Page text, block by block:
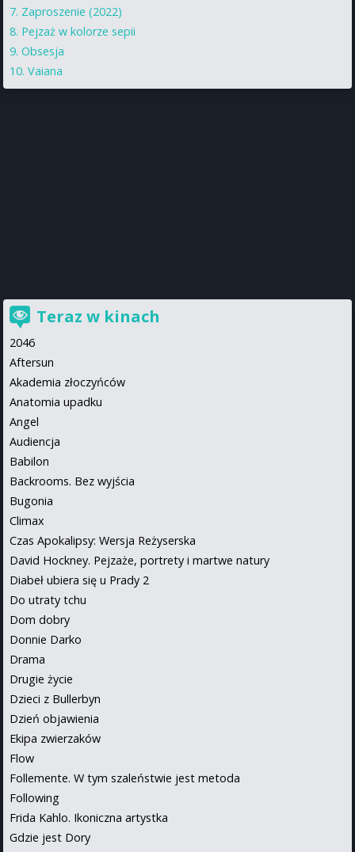
Zaproszenie (2022)
Pejzaż w kolorze sepii
Obsesja
Vaiana
Teraz w kinach
2046
Aftersun
Akademia złoczyńców
Anatomia upadku
Angel
Audiencja
Babilon
Backrooms. Bez wyjścia
Bugonia
Climax
Czas Apokalipsy: Wersja Reżyserska
David Hockney. Pejzaże, portrety i martwe natury
Diabeł ubiera się u Prady 2
Do utraty tchu
Dom dobry
Donnie Darko
Drama
Drugie życie
Dzieci z Bullerbyn
Dzień objawienia
Ekipa zwierzaków
Flow
Follemente. W tym szaleństwie jest metoda
Following
Frida Kahlo. Ikoniczna artystka
Gdzie jest Dory